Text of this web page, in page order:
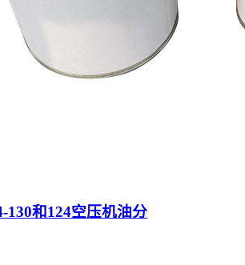
130和124空压机油分